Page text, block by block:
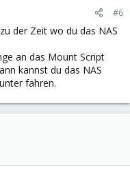
#6
der Zeit wo du das NAS
an das Mount Script
kannst du das NAS
fahren.